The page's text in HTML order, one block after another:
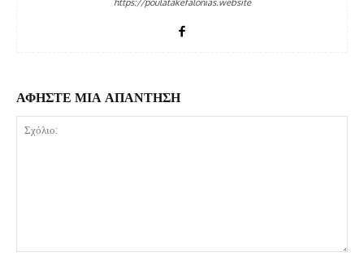
ΑΦΗΣΤΕ ΜΙΑ ΑΠΑΝΤΗΣΗ